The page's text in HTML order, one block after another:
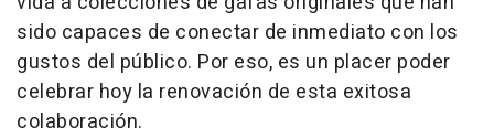
sido capaces de conectar de inmediato con los
gustos del público. Por eso, es un placer poder
celebrar hoy la renovación de esta exitosa
colaboración.